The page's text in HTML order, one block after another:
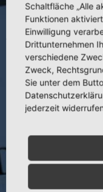
3.150
inkurablen
Titel:Harrington-
Publikation:Beitr. Orthop.
J. Helinger und
Jahr:1984
Schaltfläche „Alle
Funktionen
Einwilligung
Drittunternehmen
verschiedene
Zweck,
Sie unter dem
jederzeit